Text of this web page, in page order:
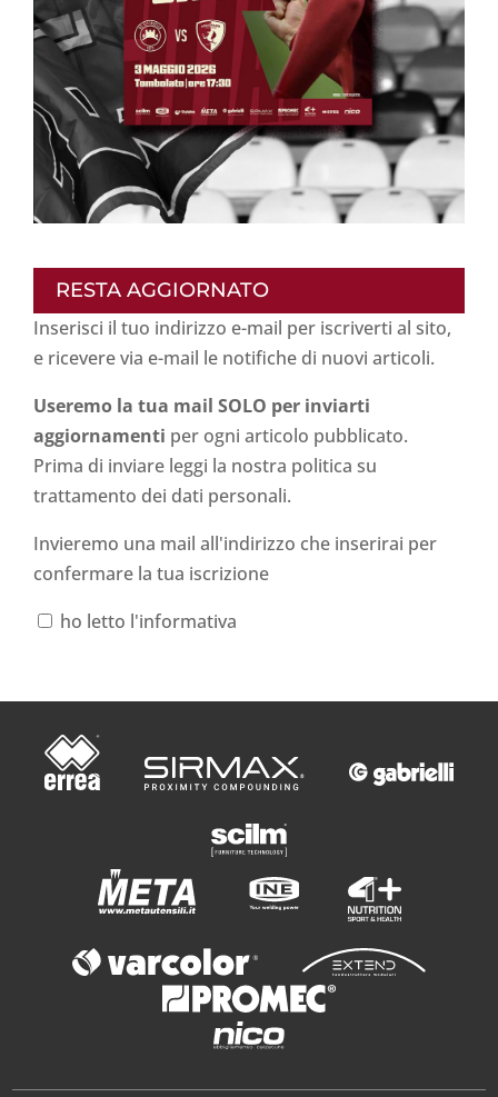
RESTA AGGIORNATO
Inserisci il tuo indirizzo e-mail per iscriverti al sito,
e ricevere via e-mail le notifiche di nuovi articoli.
Useremo la tua mail SOLO per inviarti
aggiornamenti per ogni articolo pubblicato.
Prima di inviare leggi la nostra politica su
trattamento dei dati personali.
Invieremo una mail all'indirizzo che inserirai per
confermare la tua iscrizione
ho letto l'informativa